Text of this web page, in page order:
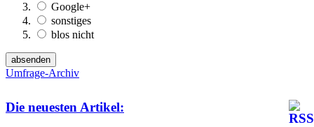
Google+
sonstiges
blos nicht
Umfrage-Archiv
Die neuesten Artikel: